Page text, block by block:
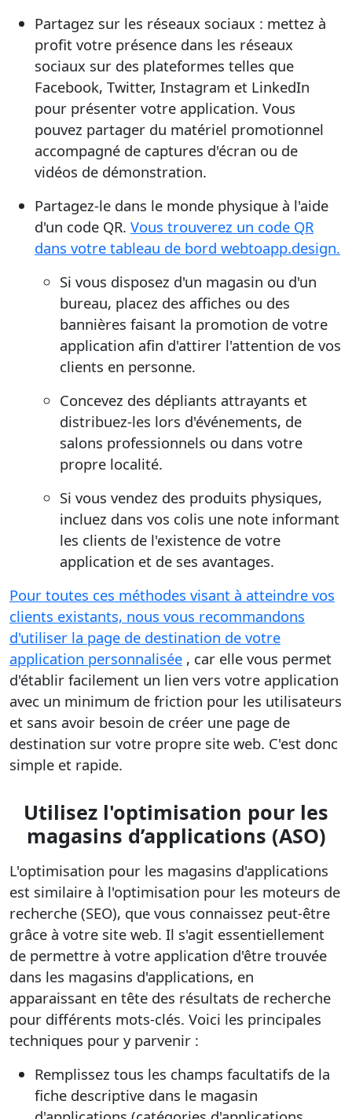
Partagez sur les réseaux sociaux : mettez à
profit votre présence dans les réseaux
sociaux sur des plateformes telles que
Facebook, Twitter, Instagram et LinkedIn
pour présenter votre application. Vous
pouvez partager du matériel promotionnel
accompagné de captures d'écran ou de
vidéos de démonstration.
Partagez-le dans le monde physique à l'aide
d'un code QR. Vous trouverez un code QR
dans votre tableau de bord webtoapp.design.
Si vous disposez d'un magasin ou d'un
bureau, placez des affiches ou des
bannières faisant la promotion de votre
application afin d'attirer l'attention de vos
clients en personne.
Concevez des dépliants attrayants et
distribuez-les lors d'événements, de
salons professionnels ou dans votre
propre localité.
Si vous vendez des produits physiques,
incluez dans vos colis une note informant
les clients de l'existence de votre
application et de ses avantages.
Pour toutes ces méthodes visant à atteindre vos
clients existants, nous vous recommandons
d'utiliser la page de destination de votre
application personnalisée , car elle vous permet
d'établir facilement un lien vers votre application
avec un minimum de friction pour les utilisateurs
et sans avoir besoin de créer une page de
destination sur votre propre site web. C'est donc
simple et rapide.
Utilisez l'optimisation pour les
magasins d’applications (ASO)
L'optimisation pour les magasins d'applications
est similaire à l'optimisation pour les moteurs de
recherche (SEO), que vous connaissez peut-être
grâce à votre site web. Il s'agit essentiellement
de permettre à votre application d'être trouvée
dans les magasins d'applications, en
apparaissant en tête des résultats de recherche
pour différents mots-clés. Voici les principales
techniques pour y parvenir :
Remplissez tous les champs facultatifs de la
fiche descriptive dans le magasin